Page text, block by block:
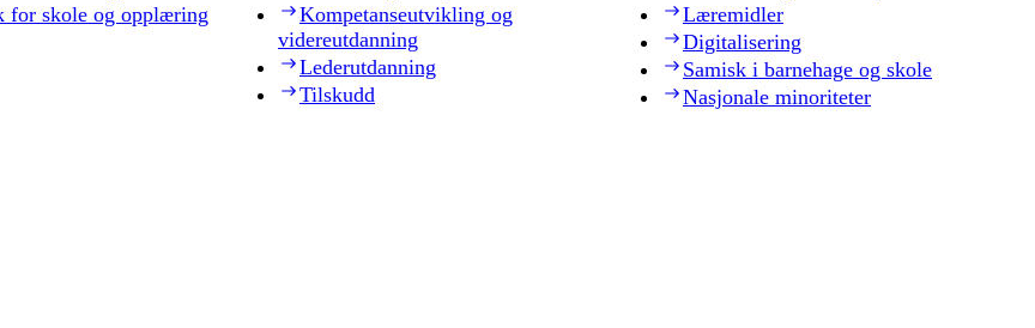
for skole og opplæring
Kompetanseutvikling og
videreutdanning
Lederutdanning
Tilskudd
Læremidler
Digitalisering
Samisk i barnehage og skole
Nasjonale minoriteter